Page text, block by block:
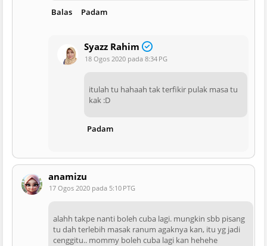
Balas Padam
Syazz Rahim
18 Ogos 2020 pada 8:34 PG
itulah tu hahaah tak terfikir pulak masa tu
kak :D
Padam
anamizu
17 Ogos 2020 pada 5:10 PTG
alahh takpe nanti boleh cuba lagi. mungkin sbb pisang
tu dah terlebih masak ranum agaknya kan, itu yg jadi
cenggitu.. mommy boleh cuba lagi kan hehehe